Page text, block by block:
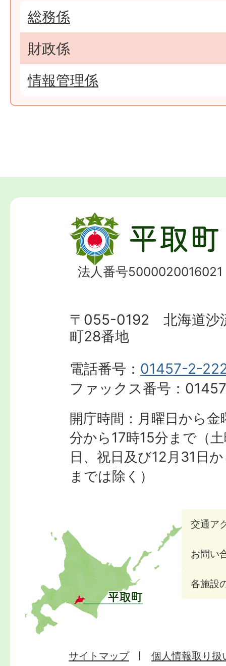
総務係
財政係
情報管理係
法人番号5000020016021
〒055-0192 北海道沙
町28番地
電話番号： 01457-2-
ファックス番号：
開庁時間：月曜日から
分から17時15分まで（
日、祝日及び12月31日
までは除く）
交通ア
お問い
各施設
サイトマップ
個人情報取り扱